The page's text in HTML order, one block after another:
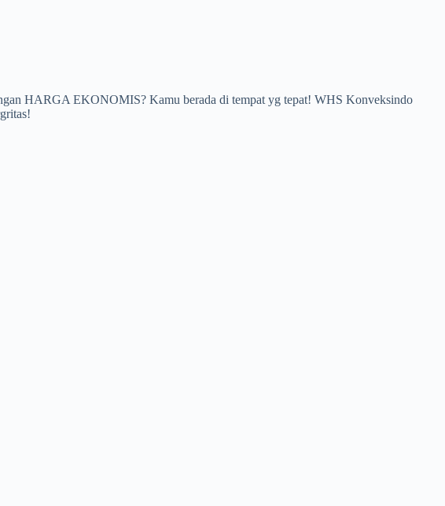
HARGA EKONOMIS? Kamu berada di tempat yg tepat! WHS Konveksindo